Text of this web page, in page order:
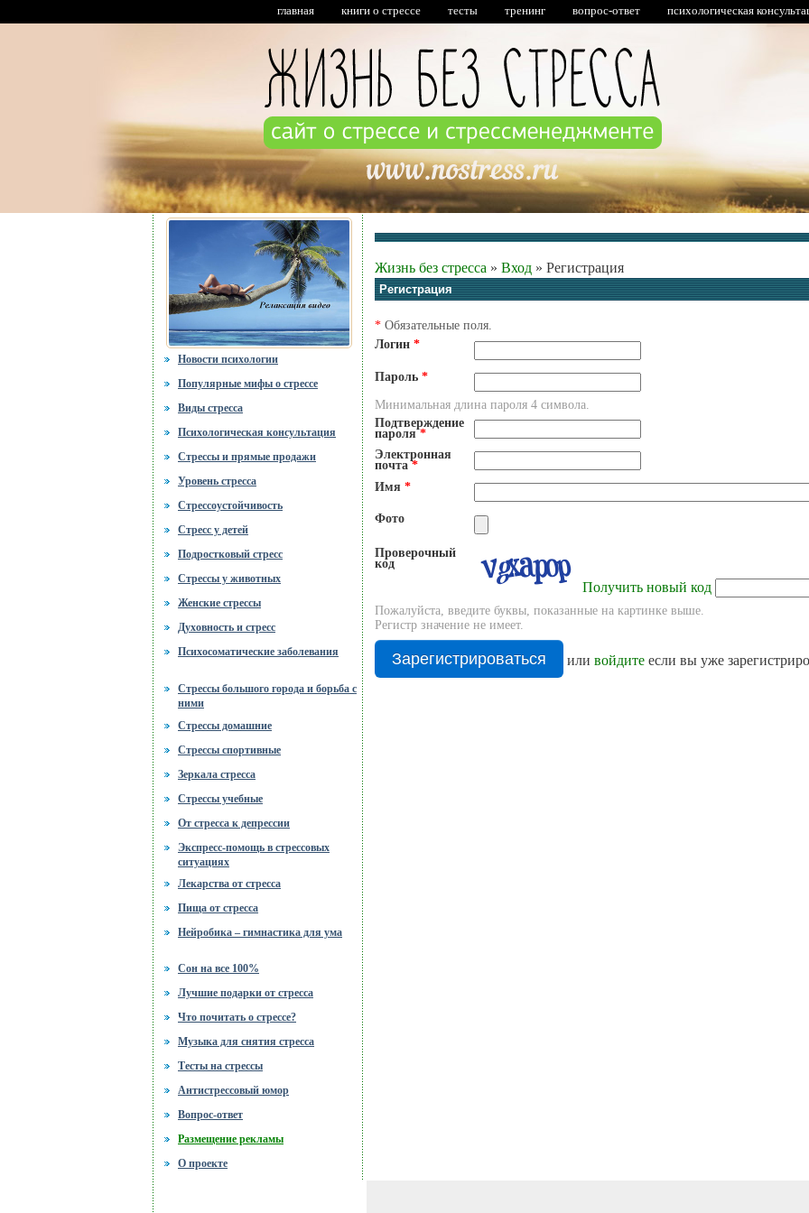
главная книги о стрессе тесты тренинг вопрос-ответ психологическая
Новости психологии
Популярные мифы о стрессе
Виды стресса
Психологическая консультация
Стрессы и прямые продажи
Уровень стресса
Стрессоустойчивость
Стресс у детей
Подростковый стресс
Стрессы у животных
Женские стрессы
Духовность и стресс
Психосоматические заболевания
Стрессы большого города и борьба с
ними
Стрессы домашние
Стрессы спортивные
Зеркала стресса
Стрессы учебные
От стресса к депрессии
Экспресс-помощь в стрессовых
ситуациях
Лекарства от стресса
Пища от стресса
Нейробика – гимнастика для ума
Сон на все 100%
Лучшие подарки от стресса
Что почитать о стрессе?
Музыка для снятия стресса
Тесты на стрессы
Антистрессовый юмор
Вопрос-ответ
Размещение рекламы
О проекте
Жизнь без стресса » Вход » Регистрация
Регистрация
* Обязательные поля.
Логин *
Пароль *
Минимальная длина пароля 4 символа.
Подтверждение
пароля*
Электронная
почта*
Имя *
Фото
Проверочный
код
Получить новый код
Пожалуйста, введите буквы, показанные на картинке выше.
Регистр значение не имеет.
или войдите если вы уже